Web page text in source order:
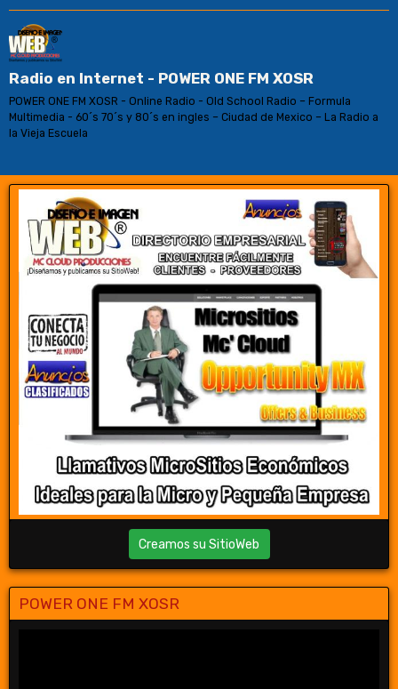
Radio en Internet - POWER ONE FM XOSR
POWER ONE FM XOSR - Online Radio - Old School Radio – Formula
Multimedia - 60´s 70´s y 80´s en ingles – Ciudad de Mexico – La Radio a
la Vieja Escuela
Creamos su SitioWeb
POWER ONE FM XOSR